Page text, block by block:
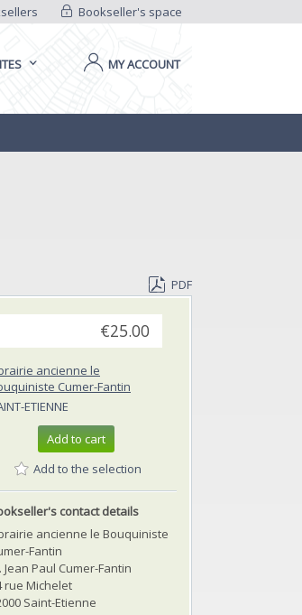
Bookseller's space
MY ACCOUNT
PDF
€25.00
ancienne le
Cumer-Fantin
ETIENNE
Add to cart
Add to the selection
contact details
ancienne le Bouquiniste
Fantin
Jean Paul Cumer-Fantin
rue Michelet
Saint-Etienne